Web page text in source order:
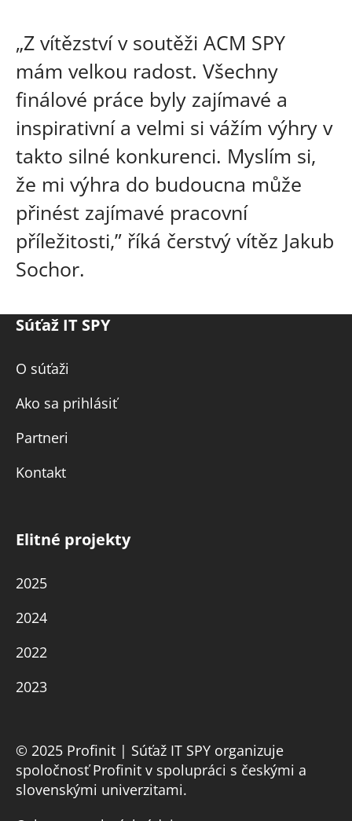
„Z vítězství v soutěži ACM SPY
mám velkou radost. Všechny
finálové práce byly zajímavé a
inspirativní a velmi si vážím výhry v
takto silné konkurenci. Myslím si,
že mi výhra do budoucna může
přinést zajímavé pracovní
příležitosti,” říká čerstvý vítěz Jakub
Sochor.
Súťaž IT SPY
O súťaži
Ako sa prihlásiť
Partneri
Kontakt
Elitné projekty
2025
2024
2022
2023
© 2025 Profinit | Súťaž IT SPY organizuje
spoločnosť Profinit v spolupráci s českými a
slovenskými univerzitami.